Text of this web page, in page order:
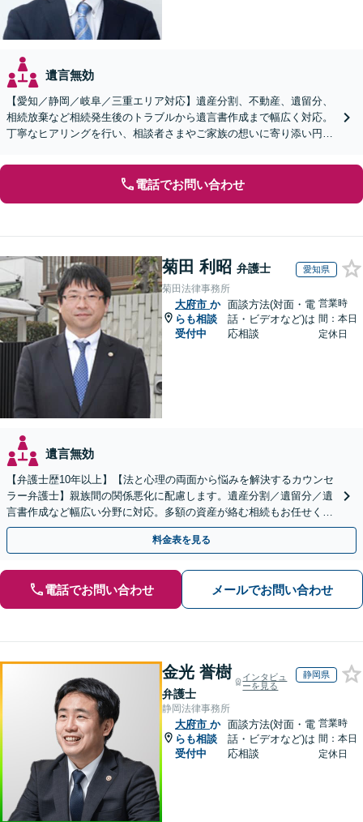
遺言無効
【愛知／静岡／岐阜／三重エリア対応】遺産分割、不動産、遺留分、
相続放棄など相続発生後のトラブルから遺言書作成まで幅広く対応。
丁寧なヒアリングを行い、相談者さまやご家族の想いに寄り添い円滑
電話でお問い合わせ
菊田 利昭 弁護士 愛知県
菊田法律事務所
大府市 か
らも相談
受付中
面談方法(対面・電
話・ビデオなど)は
応相談
営業時
間：本日
定休日
遺言無効
【弁護士歴10年以上】【法と心理の両面から悩みを解決するカウンセ
ラー弁護士】親族間の関係悪化に配慮します。遺産分割／遺留分／遺
言書作成など幅広い分野に対応。多額の資産が絡む相続もお任せくだ
さい。【夜間・休日の相談可能】【駐車場完備】
料金表を見る
電話でお問い合わせ メールでお問い合わせ
金光 誉樹
弁護士
インタビュ
ーを見る
静岡県
静岡法律事務所
大府市 か
らも相談
受付中
面談方法(対面・電
話・ビデオなど)は
応相談
営業時
間：本日
定休日